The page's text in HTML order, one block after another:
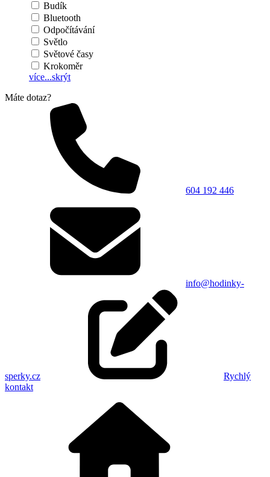
Budík
Bluetooth
Odpočítávání
Světlo
Světové časy
Krokoměr
více...skrýt
Máte dotaz?
604 192 446
info@hodinky-
sperky.cz
Rychlý
kontakt